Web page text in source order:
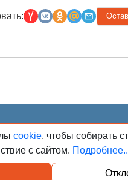
cookie, чтобы собирать
с сайтом.